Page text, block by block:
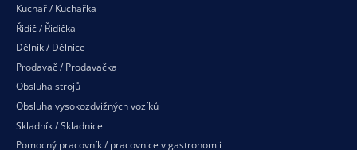
Kuchař / Kuchařka
Řidič / Řidička
Dělník / Dělnice
Prodavač / Prodavačka
Obsluha strojů
Obsluha vysokozdvižných vozíků
Skladník / Skladnice
Pomocný pracovník / pracovnice v gastronomii